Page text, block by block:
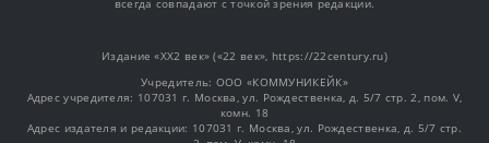
всегда совпадают с точкой зрения редакции.
Издание «XX2 век» («22 век», https://22century.ru)
Учредитель: OOO «КОММУНИКЕЙК»
Адрес учредителя: 107031 г. Москва, ул. Рождественка, д. 5/7 стр. 2, пом. V,
комн. 18
Адрес издателя и редакции: 107031 г. Москва, ул. Рождественка, д. 5/7 стр.